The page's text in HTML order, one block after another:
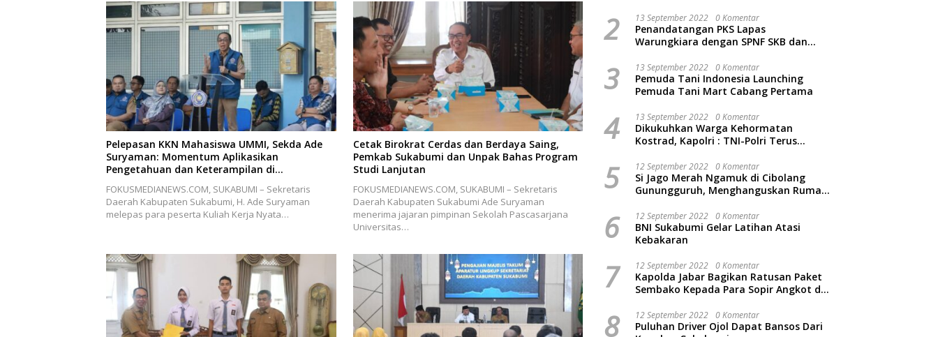
Pelepasan KKN Mahasiswa UMMI, Sekda Ade
Suryaman: Momentum Aplikasikan
Pengetahuan dan Keterampilan di
FOKUSMEDIANEWS.COM, SUKABUMI – Sekretaris
Daerah Kabupaten Sukabumi, H. Ade Suryaman
melepas para peserta Kuliah Kerja Nyata…
Cetak Birokrat Cerdas dan Berdaya Saing,
Pemkab Sukabumi dan Unpak Bahas Program
Studi Lanjutan
FOKUSMEDIANEWS.COM, SUKABUMI – Sekretaris
Daerah Kabupaten Sukabumi Ade Suryaman
menerima jajaran pimpinan Sekolah Pascasarjana
Universitas…
2 13 September 2022 0 Komentar
Penandatangan PKS Lapas
Warungkiara dengan SPNF SKB dan
3 13 September 2022 0 Komentar
Pemuda Tani Indonesia Launching
Pemuda Tani Mart Cabang Pertama
4 13 September 2022 0 Komentar
Dikukuhkan Warga Kehormatan
Kostrad, Kapolri : TNI-Polri Terus
Rakyat Indonesia
5 12 September 2022 0 Komentar
Si Jago Merah Ngamuk di Cibolang
Gunungguruh, Menghanguskan Rumah
6 12 September 2022 0 Komentar
BNI Sukabumi Gelar Latihan Atasi
Kebakaran
7 12 September 2022 0 Komentar
Kapolda Jabar Bagikan Ratusan Paket
Sembako Kepada Para Sopir Angkot di
8 12 September 2022 0 Komentar
Puluhan Driver Ojol Dapat Bansos Dari